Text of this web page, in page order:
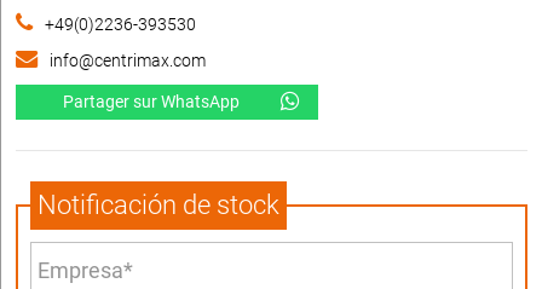
+49(0)2236-393530
info@centrimax.com
Partager sur WhatsApp
Notificación de stock